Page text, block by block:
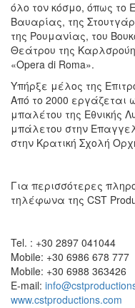
όλο τον κόσμο, όπως το
Βαυαρίας, της
της Ρουμανίας, του
Θεάτρου της
«Opera di Roma».
Υπήρξε μέλος της
Από το 2000 εργάζεται
μπαλέτου της Εθνικής
μπάλετου στην
στην Κρατική Σχολή
Για περισσότερες
τηλέφωνα της CST
Tel. : +30 2897 041044
Mobile: +30 6986 678 777
Mobile: +30 6988 363426
E-mail:
www.cstproductions.com